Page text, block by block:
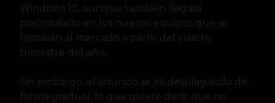
Windows 10, aunque también llegará
preinstalado en los nuevos equipos que se
lanzarán al mercado a partir del cuarto
trimestre del año.
Sin embargo, el anuncio se irá desplegando de
forma gradual, lo que quiere decir que no